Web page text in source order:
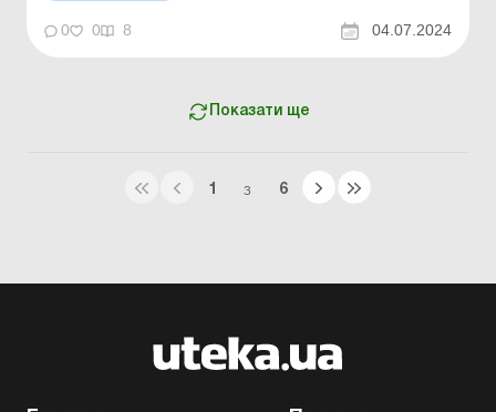
обвинувачується у вчиненні злочину, і ві...
0 0 8 04.07.2024
Показати ще
1 З 6